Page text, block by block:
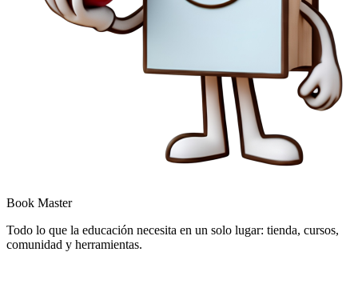
Book Master
Todo lo que la educación necesita en un solo lugar: tienda, cursos,
comunidad y herramientas.